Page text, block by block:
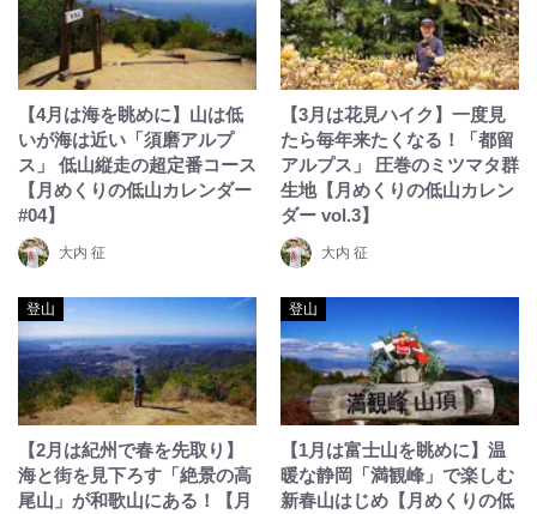
【4月は海を眺めに】山は低
いが海は近い「須磨アルプ
ス」 低山縦走の超定番コース
【月めくりの低山カレンダー
#04】
大内 征
【3月は花見ハイク】一度見
たら毎年来たくなる！「都留
アルプス」 圧巻のミツマタ群
生地【月めくりの低山カレン
ダー vol.3】
大内 征
登山
【2月は紀州で春を先取り】
海と街を見下ろす「絶景の高
尾山」が和歌山にある！【月
登山
【1月は富士山を眺めに】温
暖な静岡「満観峰」で楽しむ
新春山はじめ【月めくりの低